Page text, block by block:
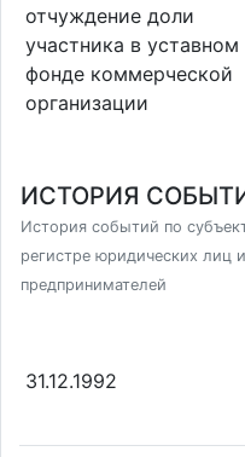
отчуждение доли
участника в уставном
фонде коммерческой
организации
ИСТОРИЯ
История событий по
регистре юридических лиц
предпринимателей
31.12.1992